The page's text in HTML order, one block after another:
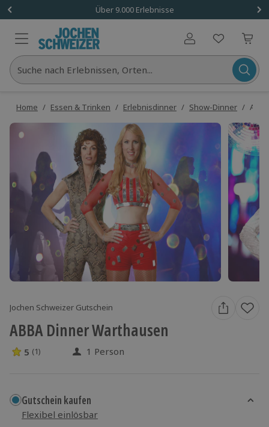
Über 9.000 Erlebnisse
Benutzerkonto
Suche nach Erlebnissen, Orten...
Home / Essen & Trinken / Erlebnisdinner / Show-Dinner /
Jochen Schweizer Gutschein
ABBA Dinner Warthausen
5 Sterne von 5 aus 1 Bewertungen
5 (1) 1 Person
Gutschein kaufen
Flexibel einlösbar